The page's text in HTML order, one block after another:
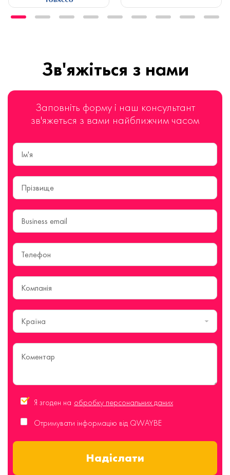
Зв'яжіться з нами
Заповніть форму і наш консультант
зв'яжеться з вами найближчим часом
Країна
Я згоден на обробку персональних даних
Отримувати інформацію від QWAYBE
Надіслати